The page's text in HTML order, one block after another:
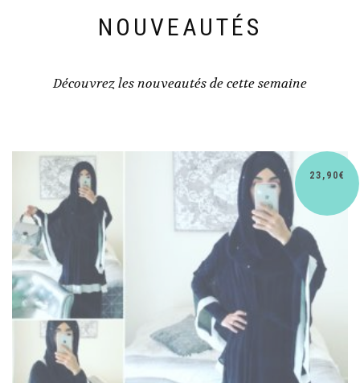
NOUVEAUTÉS
Découvrez les nouveautés de cette semaine